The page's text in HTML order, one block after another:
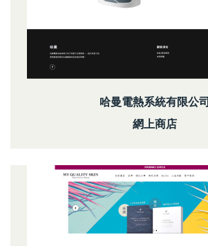
哈曼電熱系統有限公司
網上商店